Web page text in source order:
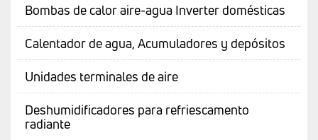
Bombas de calor aire-agua Inverter domésticas
Calentador de agua, Acumuladores y depósitos
Unidades terminales de aire
Deshumidificadores para refriescamento
radiante